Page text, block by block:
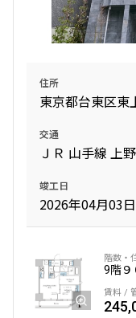
6階６
住所
東京都台東区東
交通
ＪＲ 山手線 上
竣工日
2026年04月03日
9階９